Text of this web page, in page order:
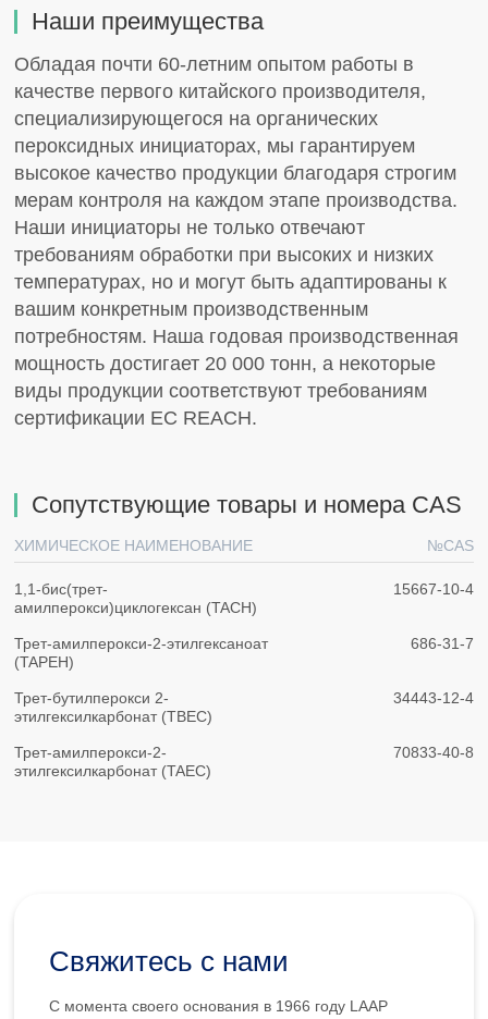
Наши преимущества
Обладая почти 60-летним опытом работы в
качестве первого китайского производителя,
специализирующегося на органических
пероксидных инициаторах, мы гарантируем
высокое качество продукции благодаря строгим
мерам контроля на каждом этапе производства.
Наши инициаторы не только отвечают
требованиям обработки при высоких и низких
температурах, но и могут быть адаптированы к
вашим конкретным производственным
потребностям. Наша годовая производственная
мощность достигает 20 000 тонн, а некоторые
виды продукции соответствуют требованиям
сертификации ЕС REACH.
Сопутствующие товары и номера CAS
ХИМИЧЕСКОЕ НАИМЕНОВАНИЕ №CAS
1,1-бис(трет-
амилперокси)циклогексан (TACH)
15667-10-4
Трет-амилперокси-2-этилгексаноат
(TAPEH)
686-31-7
Трет-бутилперокси 2-
этилгексилкарбонат (TBEC)
34443-12-4
Трет-амилперокси-2-
этилгексилкарбонат (TAEC)
70833-40-8
Свяжитесь с нами
С момента своего основания в 1966 году LAAP